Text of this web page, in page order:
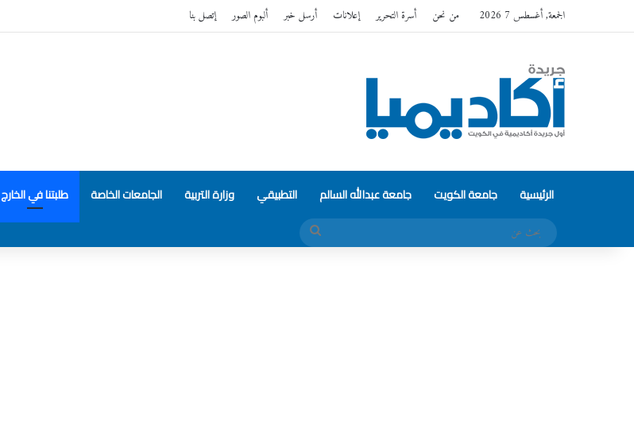
الجمعة, أغسطس 7 2026 من نحن أسرة التحرير إعلانات أرسل خبر ألبوم الصور إتصل بنا
الرئيسية جامعة الكويت جامعة عبدالله السالم التطبيقي وزارة التربية الجامعات الخاصة طلبتنا في الخارج
بحث